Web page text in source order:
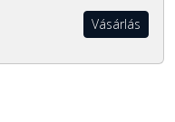
Vásárlás